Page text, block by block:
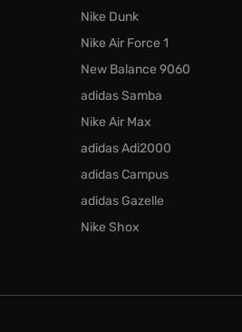
Nike Dunk
Nike Air Force 1
New Balance 9060
adidas Samba
Nike Air Max
adidas Adi2000
adidas Campus
adidas Gazelle
Nike Shox